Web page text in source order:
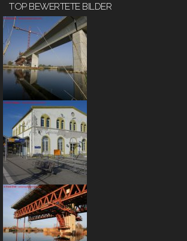
TOP BEWERTETE BILDER